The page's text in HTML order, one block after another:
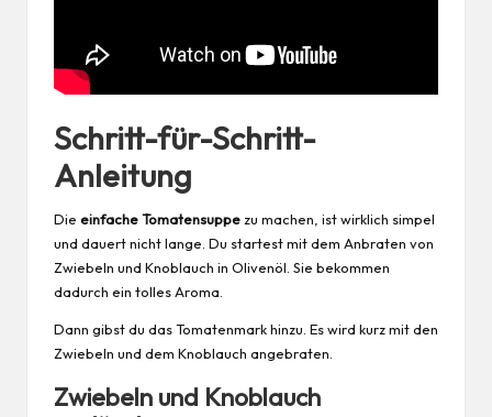
Schritt-für-Schritt-
Anleitung
Die einfache Tomatensuppezu machen, ist wirklich simpel
und dauert nicht lange. Du startest mit dem Anbraten von
Zwiebeln und Knoblauch in Olivenöl. Sie bekommen
dadurch ein tolles Aroma.
Dann gibst du das Tomatenmark hinzu. Es wird kurz mit den
Zwiebeln und dem Knoblauch angebraten.
Zwiebeln und Knoblauch